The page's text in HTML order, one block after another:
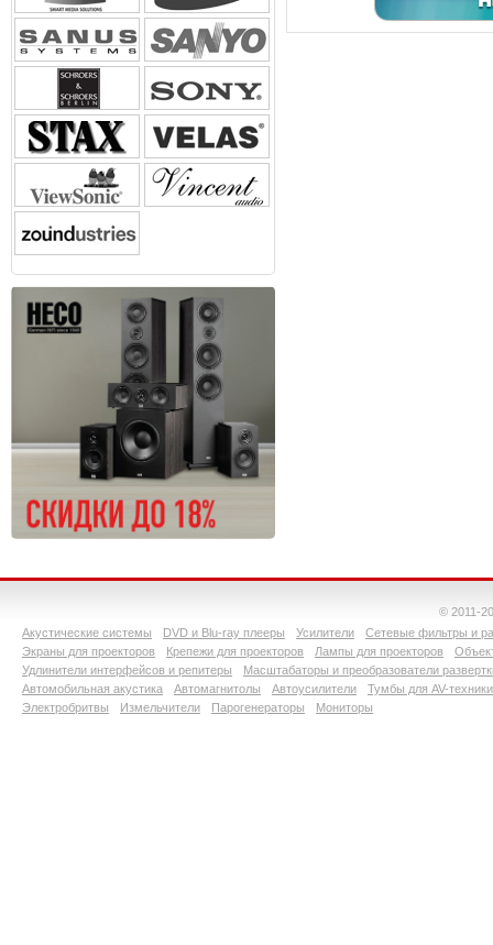
© 2011-
Акустические системы
DVD и Blu-ray плееры Усилители
Сетевые фильтры и
Экраны для проекторов
Крепежи для проекторов Лампы для проекторов
Удлинители интерфейсов и репитеры
Масштабаторы и преобразователи
Автомобильная акустика
Автомагнитолы Автоусилители
Тумбы для AV-техники
Электробритвы
Измельчители Парогенераторы Мониторы